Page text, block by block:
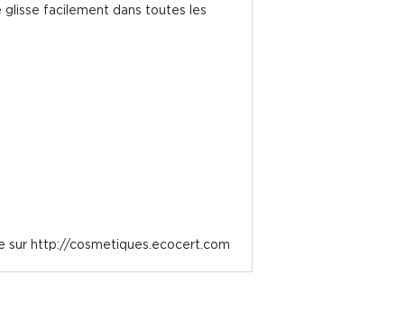
facilement dans toutes les
sur http://cosmetiques.ecocert.com